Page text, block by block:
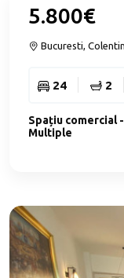
5.800€
Bucuresti,
24 2
Spațiu comercial
Multiple